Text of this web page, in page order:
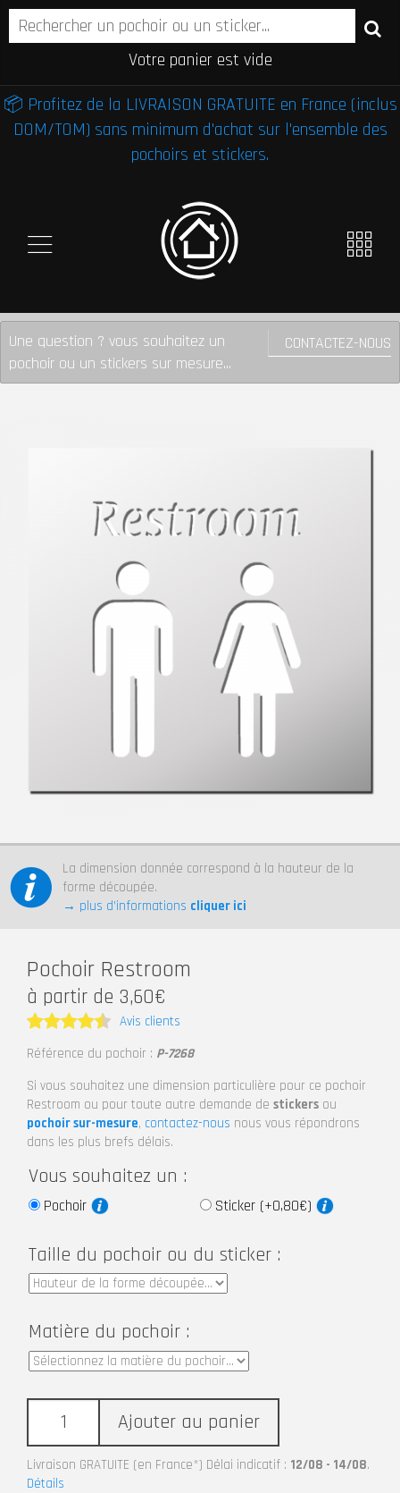
Votre panier est vide
📦 Profitez de la LIVRAISON GRATUITE en France (inclus
DOM/TOM) sans minimum d'achat sur l'ensemble des
pochoirs et stickers.
CONTACTEZ-NOUS
Une question ? vous souhaitez un
pochoir ou un stickers sur mesure...
La dimension donnée correspond à la hauteur de la
forme découpée.
→ plus d’informations cliquer ici
Pochoir Restroom
à partir de 3,60€
Note4.5
Avis clients
Référence du pochoir : P-7268
Si vous souhaitez une dimension particulière pour ce pochoir
Restroom ou pour toute autre demande de stickers ou
pochoir sur-mesure, contactez-nous nous vous répondrons
dans les plus brefs délais.
Vous souhaitez un :
Pochoir Sticker (+0,80€)
Taille du pochoir ou du sticker :
Matière du pochoir :
Ajouter au panier
Livraison GRATUITE (en France*) Délai indicatif : 12/08 - 14/08.
Détails